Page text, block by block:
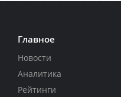
Главное
Новости
Аналитика
Рейтинги